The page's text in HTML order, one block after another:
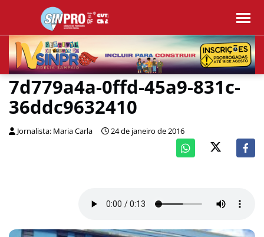
7d779a4a-0ffd-45a9-831c-
36ddc9632410
Jornalista: Maria Carla 24 de janeiro de 2016